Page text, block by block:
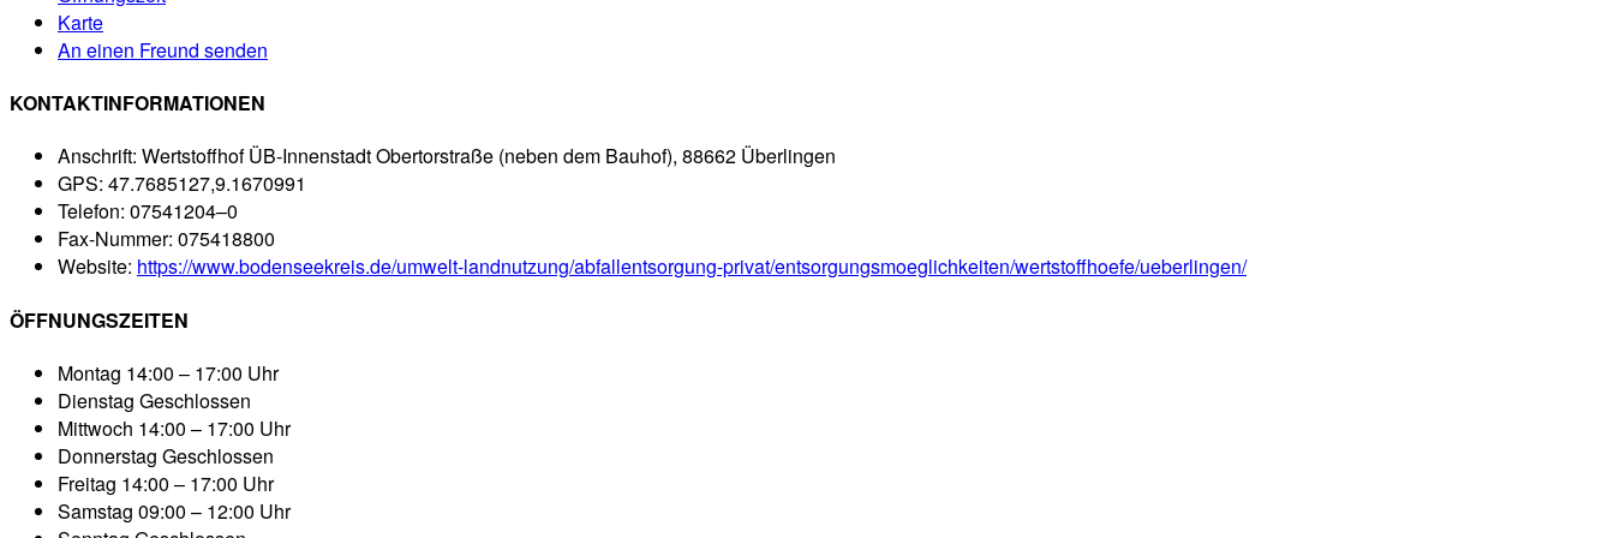
Karte
An einen Freund senden
KONTAKTINFORMATIONEN
Anschrift: Wertstoffhof ÜB-Innenstadt Obertorstraße (neben dem Bauhof), 88662 Überlingen
GPS: 47.7685127,9.1670991
Telefon: 07541204–0
Fax-Nummer: 075418800
Website: https://www.bodenseekreis.de/umwelt-landnutzung/abfallentsorgung-privat/entsorgungsmoeglichkeiten/wertstoffhoefe/ueberlingen/
ÖFFNUNGSZEITEN
Montag 14:00 – 17:00 Uhr
Dienstag Geschlossen
Mittwoch 14:00 – 17:00 Uhr
Donnerstag Geschlossen
Freitag 14:00 – 17:00 Uhr
Samstag 09:00 – 12:00 Uhr